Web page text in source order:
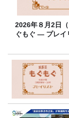
2026年８月2日
ぐもぐ ― プレイ